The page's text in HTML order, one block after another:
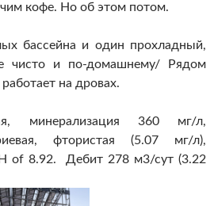
кофе. Но об этом потом.
бассейна и один прохладный,
чисто и по-домашнему/ Рядом
на дровах.
минерализация 360 мг/л,
фтористая (5.07 мг/л),
of 8.92. Дебит 278 м3/сут (3.22